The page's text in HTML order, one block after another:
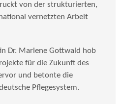
von der strukturierten,
vernetzten Arbeit
Dr. Marlene Gottwald hob
für die Zukunft des
und betonte die
Pflegesystem.